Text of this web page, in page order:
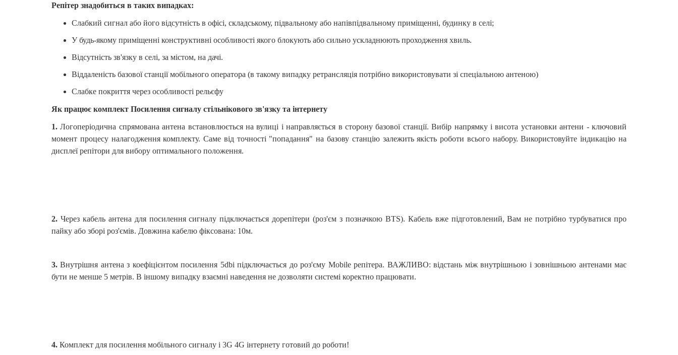
Репітер знадобиться в таких випадках:
Слабкий сигнал або його відсутність в офісі, складському, підвальному або напівпідвальному приміщенні, будинку в селі;
У будь-якому приміщенні конструктивні особливості якого блокують або сильно ускладнюють проходження хвиль.
Відсутність зв'язку в селі, за містом, на дачі.
Віддаленість базової станції мобільного оператора (в такому випадку ретрансляція потрібно використовувати зі спеціальною антеною)
Слабке покриття через особливості рельєфу
Як працює комплект Посилення сигналу стільнікового зв'язку та інтернету
1.Логоперіодична спрямована антена встановлюється на вулиці і направляється в сторону базової станції. Вибір напрямку і висота установки антени - ключовий
момент процесу налагодження комплекту. Саме від точності "попадання" на базову станцію залежить якість роботи всього набору. Використовуйте індикацію на
дисплеї репітори для вибору оптимального положення.
2. Через кабель антена для посилення сигналу підключається дорепітери (роз'єм з позначкою BTS). Кабель вже підготовлений, Вам не потрібно турбуватися про
пайку або зборі роз'ємів. Довжина кабелю фіксована: 10м.
3. Внутрішня антена з коефіцієнтом посилення 5dbi підключається до роз'єму Mobile репітера. ВАЖЛИВО: відстань між внутрішньою і зовнішньою антенами має
бути не менше 5 метрів. В іншому випадку взаємні наведення не дозволяти системі коректно працювати.
4. Комплект для посилення мобільного сигналу і 3G 4G інтернету готовий до роботи!